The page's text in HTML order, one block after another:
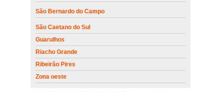
São Bernardo do Campo
São Caetano do Sul
Guarulhos
Riacho Grande
Ribeirão Pires
Zona oeste